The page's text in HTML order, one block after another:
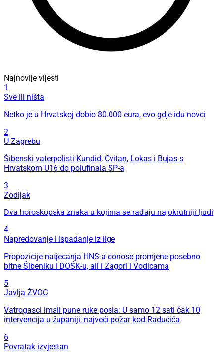
Najnovije vijesti
1
Sve ili ništa
Netko je u Hrvatskoj dobio 80.000 eura, evo gdje idu novci
2
U Zagrebu
Šibenski vaterpolisti Kundid, Cvitan, Lokas i Bujas s
Hrvatskom U16 do polufinala SP-a
3
Zodijak
Dva horoskopska znaka u kojima se rađaju najokrutniji ljudi
4
Napredovanje i ispadanje iz lige
Propozicije natjecanja HNS-a donose promjene posebno
bitne Šibeniku i DOŠK-u, ali i Zagori i Vodicama
5
Javlja ŽVOC
Vatrogasci imali pune ruke posla: U samo 12 sati čak 10
intervencija u županiji, najveći požar kod Radučića
6
Povratak izvjestan